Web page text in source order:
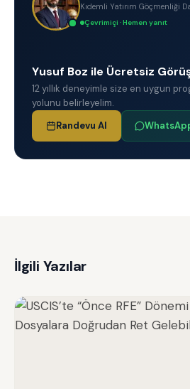
Kıdemli Yatırım Göçmenliği
Çevrimiçi · Hemen yanıt
Yusuf Boz ile Ücretsiz
12 yıllık deneyimle size en uygun
yolunu belirleyelim.
Randevu Al
İlgili Yazılar